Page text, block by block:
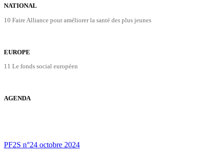
NATIONAL
10 Faire Alliance pour améliorer la santé des plus jeunes
EUROPE
11 Le fonds social européen
AGENDA
PF2S n°24 octobre 2024